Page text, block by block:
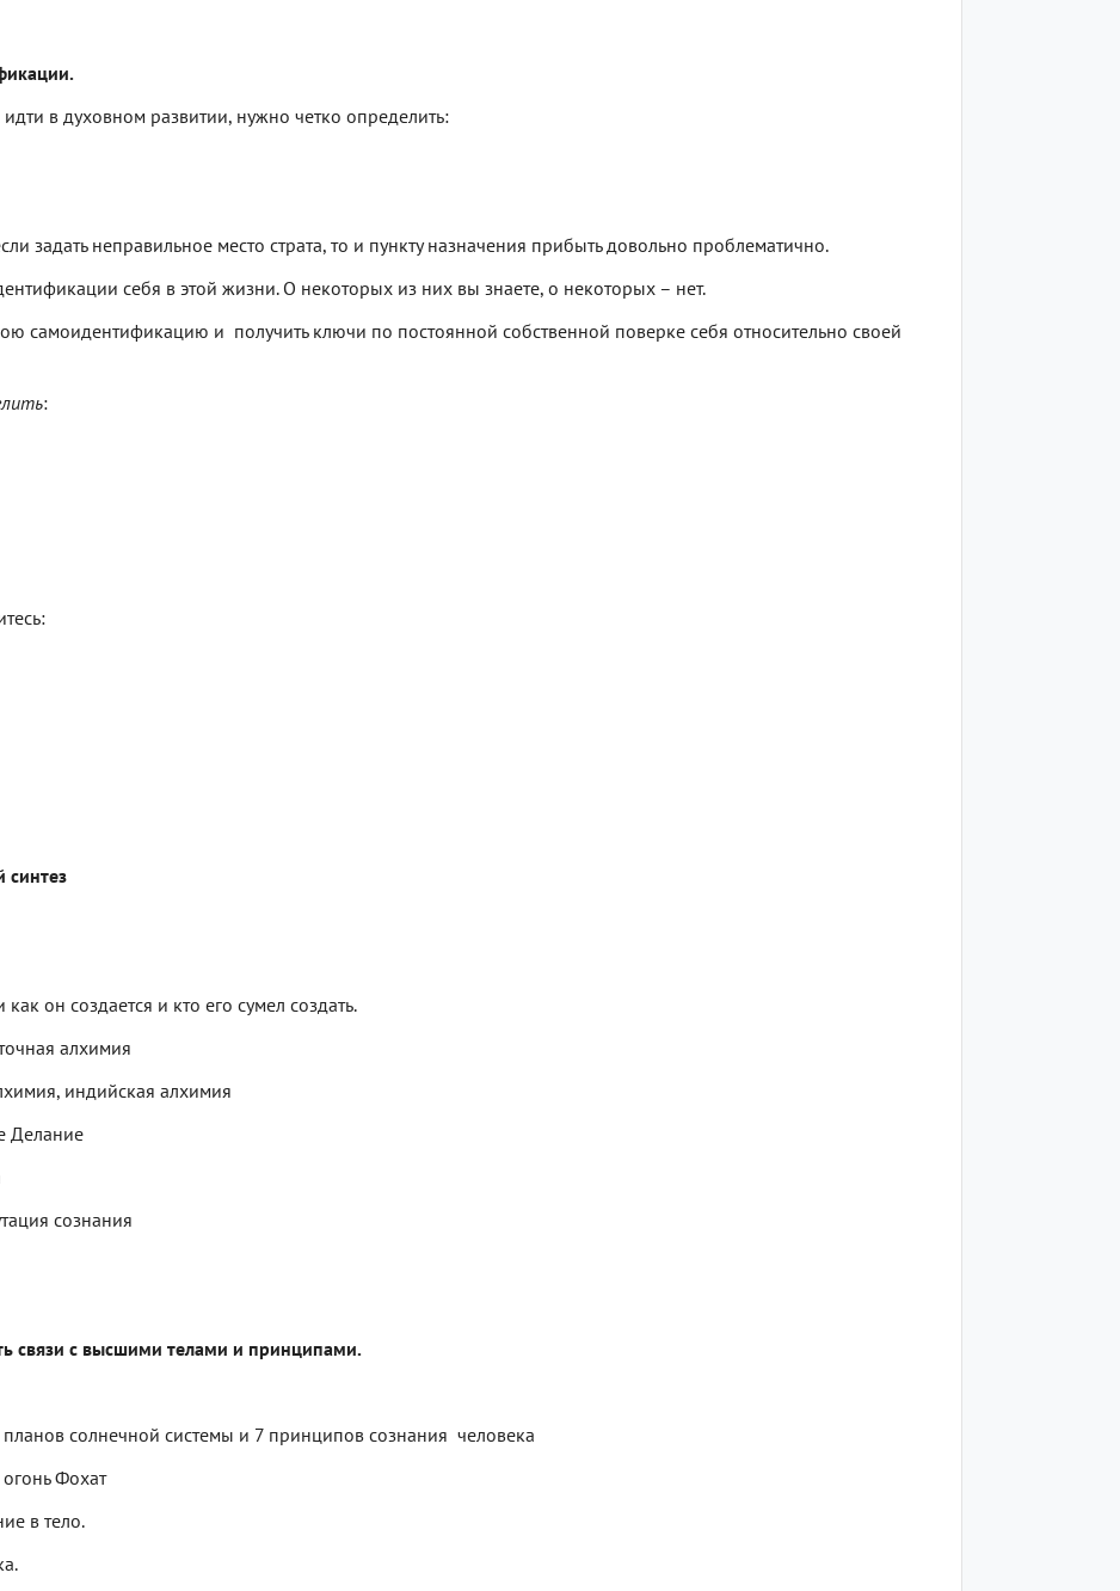
в духовном развитии, нужно четко определить:
задать неправильное место страта, то и пункту назначения прибыть довольно проблематично.
себя в этой жизни. О некоторых из них вы знаете, о некоторых – нет.
самоидентификацию и получить ключи по постоянной собственной поверке себя относительно своей
:
он создается и кто его сумел создать.
алхимия
индийская алхимия
Делание
сознания
с высшими телами и принципами.
солнечной системы и 7 принципов сознания человека
Фохат
в тело.